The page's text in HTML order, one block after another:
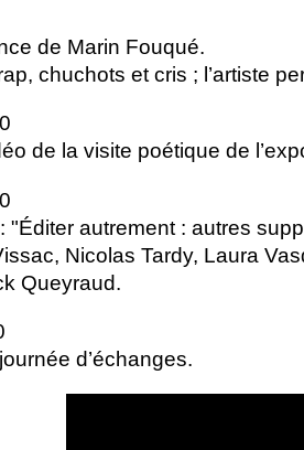
de Marin Fouqué.
chuchots et cris ; l’artiste
de la visite poétique de
"Éditer autrement : autres
Nicolas Tardy, Laura
Queyraud.
d’échanges.